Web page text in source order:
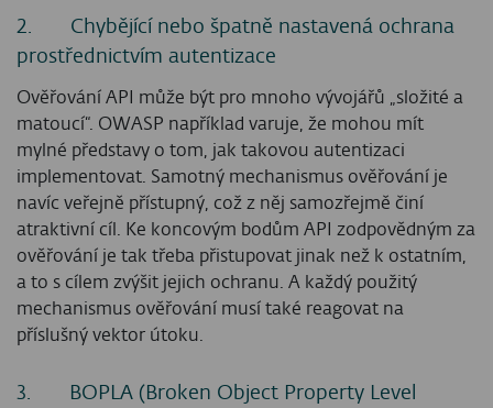
2. Chybějící nebo špatně nastavená ochrana
prostřednictvím autentizace
Ověřování API může být pro mnoho vývojářů „složité a
matoucí“. OWASP například varuje, že mohou mít
mylné představy o tom, jak takovou autentizaci
implementovat. Samotný mechanismus ověřování je
navíc veřejně přístupný, což z něj samozřejmě činí
atraktivní cíl. Ke koncovým bodům API zodpovědným za
ověřování je tak třeba přistupovat jinak než k ostatním,
a to s cílem zvýšit jejich ochranu. A každý použitý
mechanismus ověřování musí také reagovat na
příslušný vektor útoku.
3. BOPLA (Broken Object Property Level